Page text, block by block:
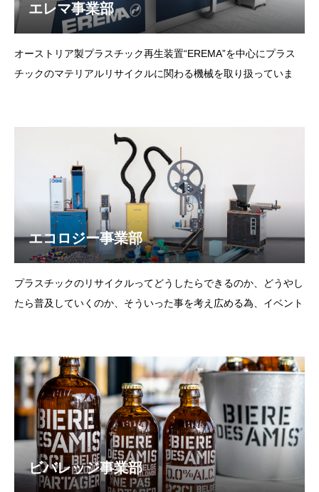
エレマ事業部
オーストリア製プラスチック再生装置“EREMA”を中心にプラス
チックのマテリアルリサイクルに関わる機械を取り扱っていま
関しても ケミカルリサイクルやサーマルリサイクルの御提案も
エコロジー事業部
プラスチックのリサイクルってどうしたらできるのか、どうやし
たら普及していくのか、そういった事を考え広める為、イベント
ビバレッジ事業部